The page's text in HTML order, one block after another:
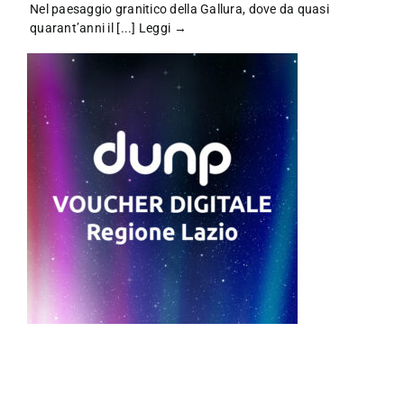
Nel paesaggio granitico della Gallura, dove da quasi
quarant’anni il [...] Leggi →